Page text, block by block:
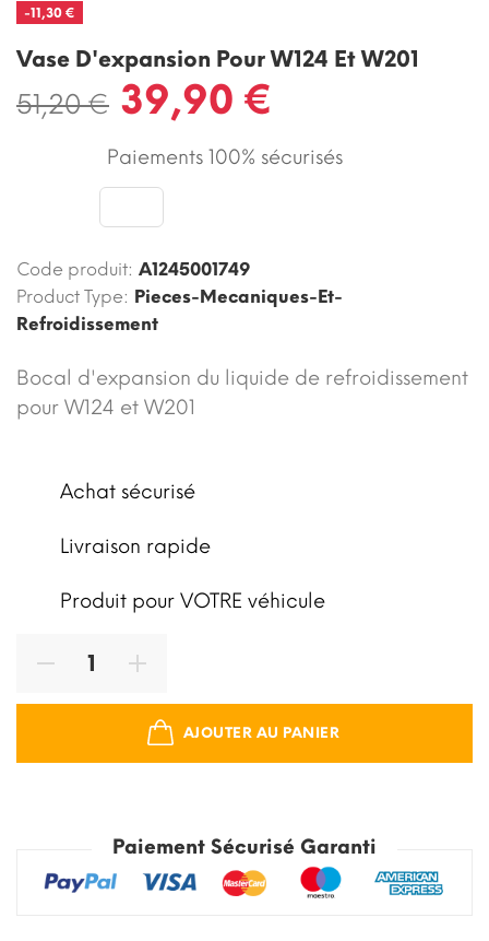
-11,30 €
Vase D'expansion Pour W124 Et W201
51,20 € 39,90 €
Paiements 100% sécurisés
Code produit: A1245001749
Product Type: Pieces-Mecaniques-Et-
Refroidissement
Bocal d'expansion du liquide de refroidissement
pour W124 et W201
Achat sécurisé
Livraison rapide
Produit pour VOTRE véhicule
AJOUTER AU PANIER
Paiement Sécurisé Garanti